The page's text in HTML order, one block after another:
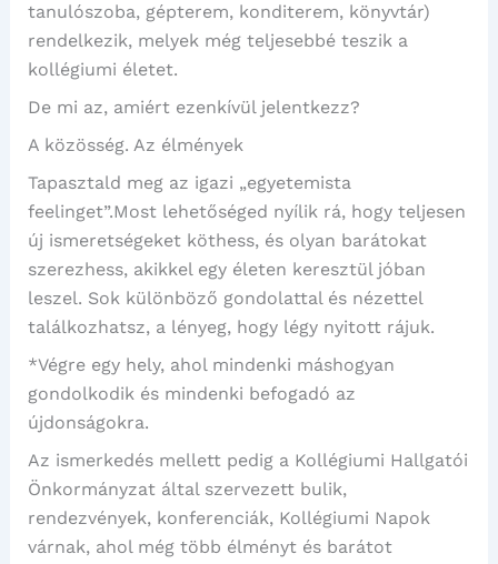
tanulószoba, gépterem, konditerem, könyvtár)
rendelkezik, melyek még teljesebbé teszik a
kollégiumi életet.
De mi az, amiért ezenkívül jelentkezz?
A közösség. Az élmények
Tapasztald meg az igazi „egyetemista
feelinget”.Most lehetőséged nyílik rá, hogy teljesen
új ismeretségeket köthess, és olyan barátokat
szerezhess, akikkel egy életen keresztül jóban
leszel. Sok különböző gondolattal és nézettel
találkozhatsz, a lényeg, hogy légy nyitott rájuk.
*Végre egy hely, ahol mindenki máshogyan
gondolkodik és mindenki befogadó az
újdonságokra.
Az ismerkedés mellett pedig a Kollégiumi Hallgatói
Önkormányzat által szervezett bulik,
rendezvények, konferenciák, Kollégiumi Napok
várnak, ahol még több élményt és barátot